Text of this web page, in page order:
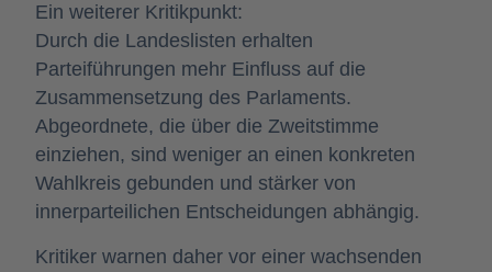
Ein weiterer Kritikpunkt:
Durch die Landeslisten erhalten
Parteiführungen mehr Einfluss auf die
Zusammensetzung des Parlaments.
Abgeordnete, die über die Zweitstimme
einziehen, sind weniger an einen konkreten
Wahlkreis gebunden und stärker von
innerparteilichen Entscheidungen abhängig.
Kritiker warnen daher vor einer wachsenden